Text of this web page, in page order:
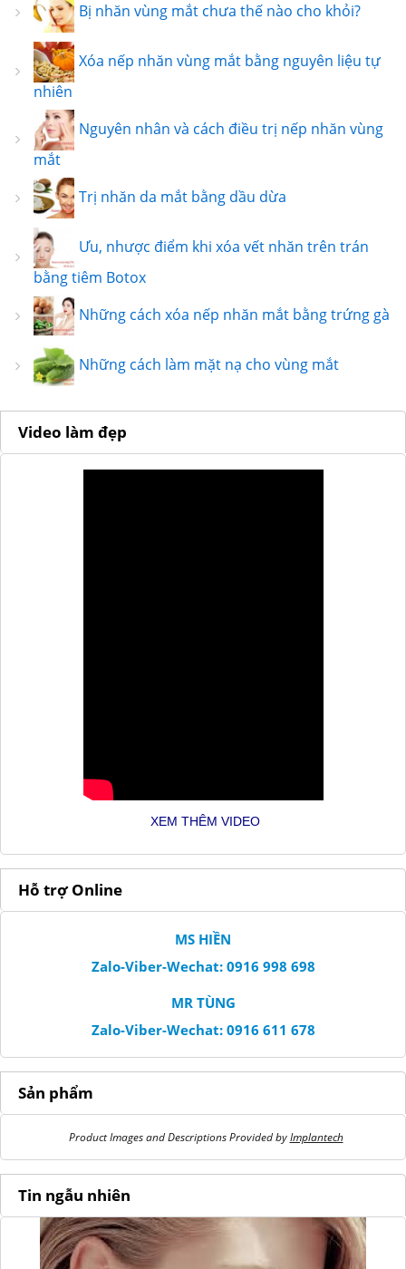
Bị nhăn vùng mắt chưa thế nào cho khỏi?
Xóa nếp nhăn vùng mắt bằng nguyên liệu tự
nhiên
Nguyên nhân và cách điều trị nếp nhăn vùng
mắt
Trị nhăn da mắt bằng dầu dừa
Ưu, nhược điểm khi xóa vết nhăn trên trán
bằng tiêm Botox
Những cách xóa nếp nhăn mắt bằng trứng gà
Những cách làm mặt nạ cho vùng mắt
Video làm đẹp
XEM THÊM VIDEO
Hỗ trợ Online
MS HIỀN
Zalo-Viber-Wechat: 0916 998 698
MR TÙNG
Zalo-Viber-Wechat: 0916 611 678
Sản phẩm
Product Images and Descriptions Provided byImplantech
Tin ngẫu nhiên